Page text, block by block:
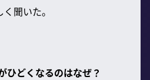
聞いた。
ひどくなるのはなぜ？